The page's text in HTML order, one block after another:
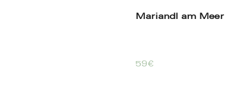
Mariandl am Meer
59€